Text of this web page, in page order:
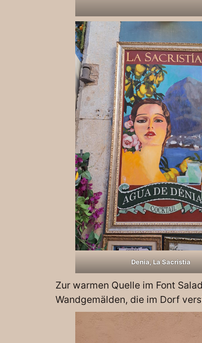
Denia, La Sacristia
Zur warmen Quelle im Font
Wandgemälden, die im Dorf